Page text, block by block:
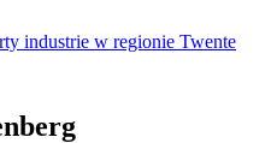
industrie w regionie Twente